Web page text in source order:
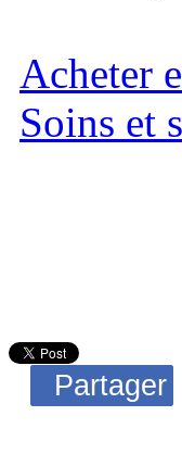
Acheter
Soins et
Partager